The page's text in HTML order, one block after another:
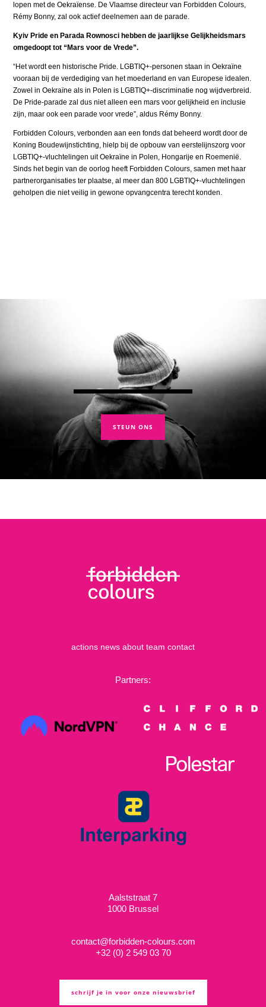
lopen met de Oekraïense. De Vlaamse directeur van Forbidden Colours,
Rémy Bonny, zal ook actief deelnemen aan de parade.
Kyiv Pride en Parada Rownosci hebben de jaarlijkse Gelijkheidsmars
omgedoopt tot “Mars voor de Vrede”.
“Het wordt een historische Pride. LGBTIQ+-personen staan in Oekraïne
vooraan bij de verdediging van het moederland en van Europese idealen.
Zowel in Oekraïne als in Polen is LGBTIQ+-discriminatie nog wijdverbreid.
De Pride-parade zal dus niet alleen een mars voor gelijkheid en inclusie
zijn, maar ook een parade voor vrede”, aldus Rémy Bonny.
Forbidden Colours, verbonden aan een fonds dat beheerd wordt door de
Koning Boudewijnstichting, hielp bij de opbouw van eerstelijnszorg voor
LGBTIQ+-vluchtelingen uit Oekraïne in Polen, Hongarije en Roemenië.
Sinds het begin van de oorlog heeft Forbidden Colours, samen met haar
partnerorganisaties ter plaatse, al meer dan 800 LGBTIQ+-vluchtelingen
geholpen die niet veilig in gewone opvangcentra terecht konden.
STEUN ONS
actions news about team contact
Partners:
Aalststraat 7
1000 Brussel
contact@forbidden-colours.com
+32 (0) 2 549 03 70
schrijf je in voor onze nieuwsbrief